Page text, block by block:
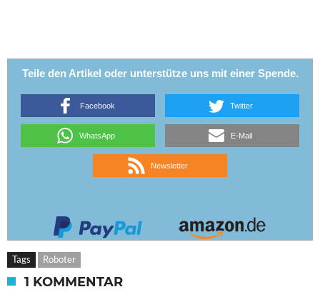
Teile den Artikel oder unterstütze uns mit einer Spende.
Facebook Twitter
WhatsApp E-Mail
Newsletter
Tags Roboter
1 KOMMENTAR